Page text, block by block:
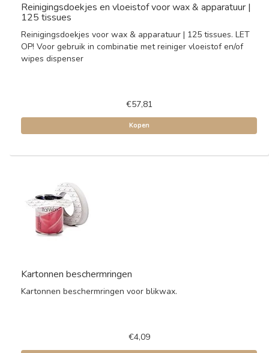
Reinigingsdoekjes en vloeistof voor wax & apparatuur |
125 tissues
Reinigingsdoekjes voor wax & apparatuur | 125 tissues. LET
OP! Voor gebruik in combinatie met reiniger vloeistof en/of
wipes dispenser
€57,81
Kopen
Kartonnen beschermringen
Kartonnen beschermringen voor blikwax.
€4,09